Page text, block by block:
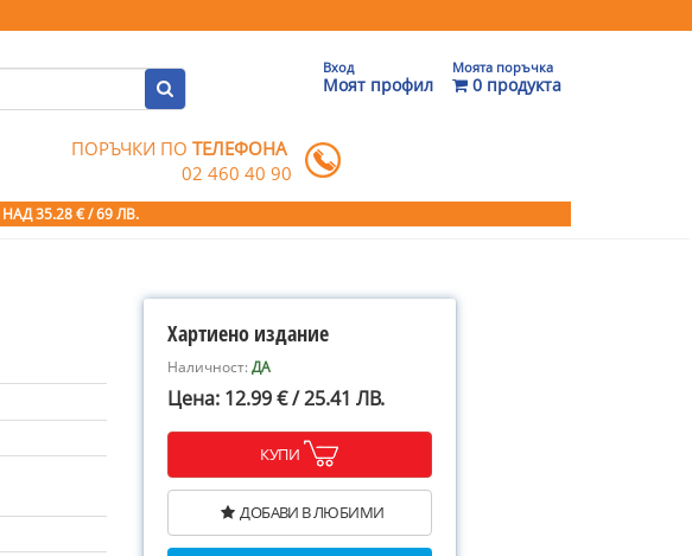
Вход
Моят профил
Моята поръчка
0 продукта
ПОРЪЧКИ ПОТЕЛЕФОНА
02 460 40 90
НАД 35.28 € / 69 ЛВ.
Хартиено издание
Наличност:ДА
Цена: 12.99 € / 25.41 ЛВ.
КУПИ
ДОБАВИ В ЛЮБИМИ